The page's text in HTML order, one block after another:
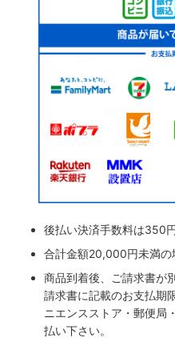
後払い決済手数料は350
合計金額20,000円未満の
商品到着後、ご請求書が
請求書に記載のお支払期
ニエンスストア・郵便局
払い下さい。